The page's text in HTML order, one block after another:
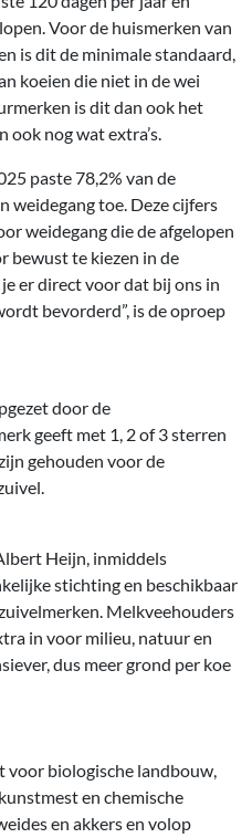
Voor de huismerken van
is dit de minimale standaard,
koeien die niet in de wei
is dit dan ook het
ook nog wat extra’s.
paste 78,2% van de
weidegang toe. Deze cijfers
weidegang die de afgelopen
bewust te kiezen in de
er direct voor dat bij ons in
bevorderd”, is de oproep
door de
geeft met 1, 2 of 3 sterren
gehouden voor de
Heijn, inmiddels
stichting en beschikbaar
Melkveehouders
in voor milieu, natuur en
dus meer grond per koe
voor biologische landbouw,
en chemische
en akkers en volop